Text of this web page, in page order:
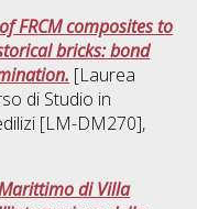
FRCM composites to
bricks: bond
[Laurea
di Studio in
[LM-DM270],
di Villa